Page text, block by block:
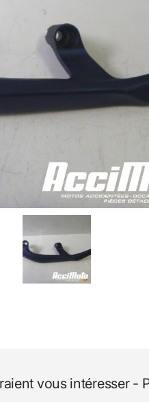
vous intéresser -